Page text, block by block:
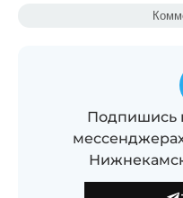
Подпишись